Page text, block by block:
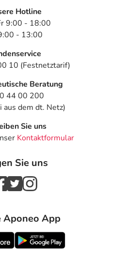
Hotline
9:00 - 18:00
- 13:00
10 (Festnetztarif)
Beratung
44 00 200
aus dem dt. Netz)
Sie uns
Kontaktformular
Sie uns
Aponeo App